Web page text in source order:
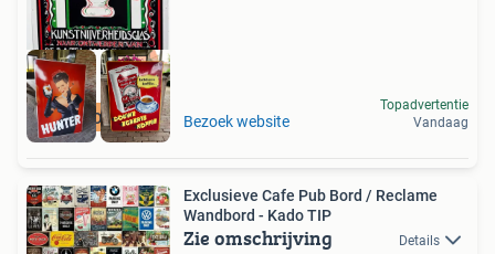
GEZOCHT Bezoek website
Topadvertentie
Vandaag
Exclusieve Cafe Pub Bord / Reclame
Wandbord - Kado TIP
Zie omschrijving Details